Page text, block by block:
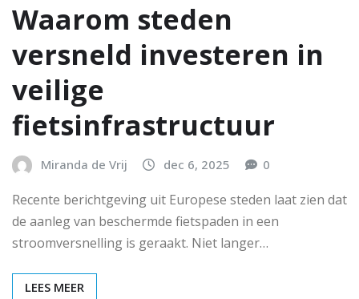
Waarom steden
versneld investeren in
veilige
fietsinfrastructuur
Miranda de Vrij dec 6, 2025 0
Recente berichtgeving uit Europese steden laat zien dat
de aanleg van beschermde fietspaden in een
stroomversnelling is geraakt. Niet langer…
LEES MEER